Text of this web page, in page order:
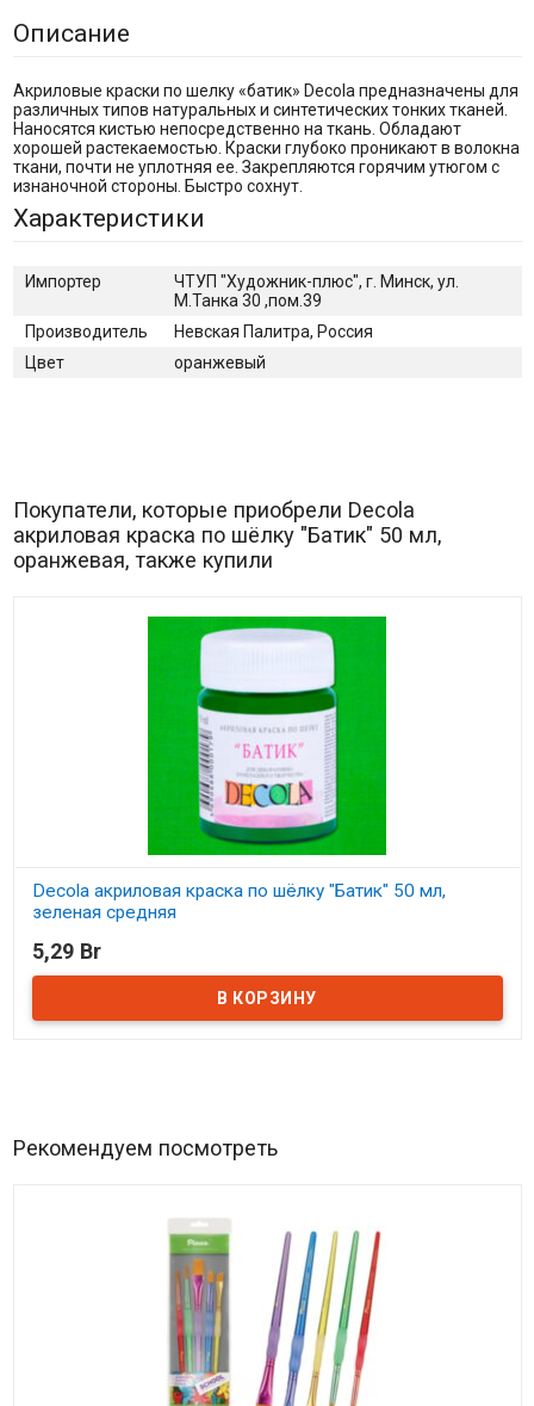
Описание
Акриловые краски по шелку «батик» Decola предназначены для
различных типов натуральных и синтетических тонких тканей.
Наносятся кистью непосредственно на ткань. Обладают
хорошей растекаемостью. Краски глубоко проникают в волокна
ткани, почти не уплотняя ее. Закрепляются горячим утюгом с
изнаночной стороны. Быстро сохнут.
Характеристики
Импортер
ЧТУП "Художник-плюс", г. Минск, ул.
М.Танка 30 ,пом.39
Производитель
Невская Палитра, Россия
Цвет
оранжевый
Покупатели, которые приобрели Decola
акриловая краска по шёлку "Батик" 50 мл,
оранжевая, также купили
Decola акриловая краска по шёлку "Батик" 50 мл,
зеленая средняя
В наличии
5,29 Br
Рекомендуем посмотреть